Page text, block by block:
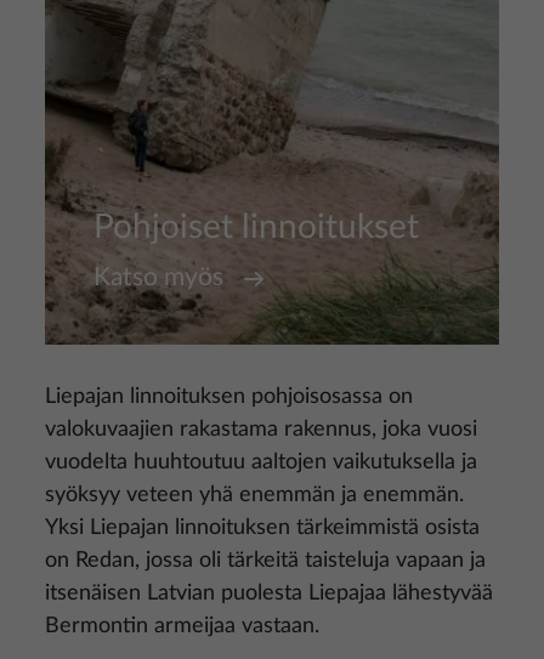
Pohjoiset linnoitukset
Katso myös
Liepajan linnoituksen pohjoisosassa on
valokuvaajien rakastama rakennus, joka vuosi
vuodelta huuhtoutuu aaltojen vaikutuksella ja
syöksyy veteen yhä enemmän ja enemmän.
Yksi Liepajan linnoituksen tärkeimmistä osista
on Redan, jossa oli tärkeitä taisteluja vapaan ja
itsenäisen Latvian puolesta Liepajaa lähestyvää
Bermontin armeijaa vastaan.